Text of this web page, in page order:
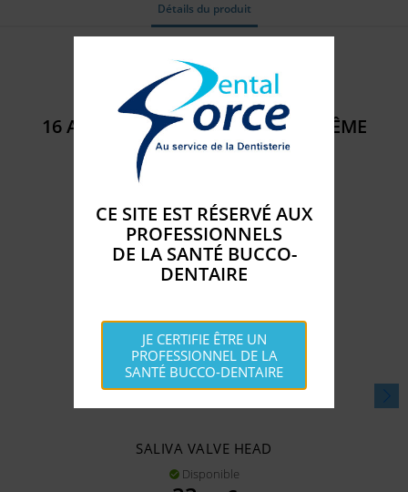
Détails du produit
Référence
16 AUTRES PRODUITS DANS LA MÊME
CATÉGORIE :
SALIVA VALVE HEAD
 Disponible
CE SITE EST RÉSERVÉ AUX
PROFESSIONNELS
DE LA SANTÉ BUCCO-
DENTAIRE
JE CERTIFIE ÊTRE UN
PROFESSIONNEL DE LA
SANTÉ BUCCO-DENTAIRE